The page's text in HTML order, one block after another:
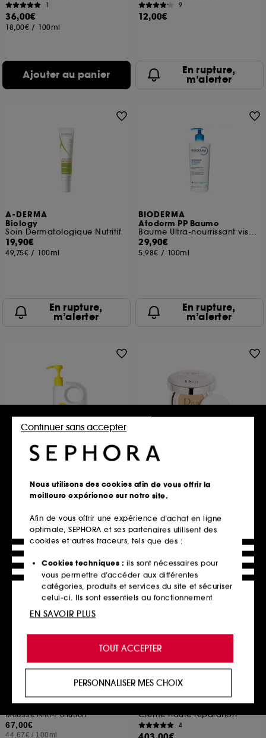
1
36,00€
18,00€ / 100ml
Ajouter au panier
9
12,00€
En rupture,
m’alerter
A-DERMA
Biology
Soin Dermatologique Nutritif
19,90€
49,75€ / 100ml
En rupture,
m’alerter
BIODERMA
Atoderm PP Baume
Baume Ultra-nourrissant visage et corps
29,90€
5,98€ / 100ml
En rupture,
m’alerter
SUPERGOOP!
Play Everyday SPF 50
73,00€
100ml
En rupture,
DIOR
Capture Dreamskin Moist &
Soin pores & brillance
3 teintes disponibles
Ajouter au panier
L'EAU DE MOUSSE EAU
Mousse Anti-Pollution
67,00€
44,67€ / 100ml
DIOR
Dior Prestige
Recharge La Crème Texture Essentielle
Crème haute réparation
4
Nous utilisons des cookies afin de vous offrir la
meilleure expérience sur notre site.
Afin de vous offrir une expérience d’achat en ligne
optimale, SEPHORA et ses partenaires utilisent des
cookies et autres traceurs, tels que des :
Cookies techniques : ils sont nécessaires pour
vous permettre d’accéder aux différentes
catégories, produits et services du site et sécuriser
celui-ci. Ils sont essentiels au fonctionnement
technique du site et ne peuvent être désactivés.
de vous offrir une expérience enrichie et
personnalisée en vous recommandant des
produits, des services et des contenus qui
proposer des offres promotionnelles adaptées à
votre profil.
Cookies réseaux sociaux et publicité :
ils sont
utilisés pour vous présenter du contenu susceptible
TOUT ACCEPTER
Continuer sans accepter
PERSONNALISER MES CHOIX
EN SAVOIR PLUS